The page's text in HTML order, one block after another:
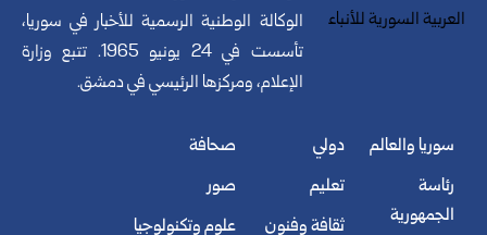
الوكالة الوطنية الرسمية للأخبار في سوريا،
تأسست في 24 يونيو 1965. تتبع وزارة
الإعلام، ومركزها الرئيسي في دمشق.
سوريا والعالم
رئاسة
الجمهورية
دولي
تعليم
ثقافة وفنون
صحافة
صور
علوم وتكنولوجيا